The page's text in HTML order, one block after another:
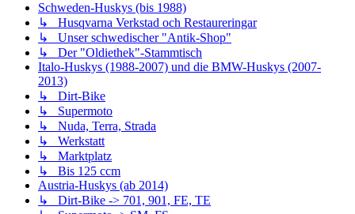
Schweden-Huskys (bis 1988)
↳ Husqvarna Verkstad och Restaureringar
↳ Unser schwedischer "Antik-Shop"
↳ Der "Oldiethek"-Stammtisch
Italo-Huskys (1988-2007) und die BMW-Huskys (2007-
2013)
↳ Dirt-Bike
↳ Supermoto
↳ Nuda, Terra, Strada
↳ Werkstatt
↳ Marktplatz
↳ Bis 125 ccm
Austria-Huskys (ab 2014)
↳ Dirt-Bike -> 701, 901, FE, TE